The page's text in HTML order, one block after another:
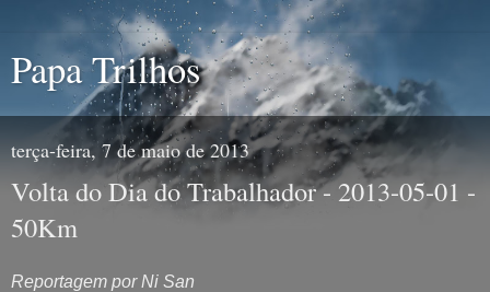
Papa Trilhos
terça-feira, 7 de maio de 2013
Volta do Dia do Trabalhador - 2013-05-01 -
50Km
Reportagem por Ni San